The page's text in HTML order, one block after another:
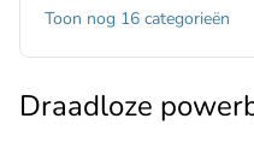
Toon nog 16 categorieën
Draadloze